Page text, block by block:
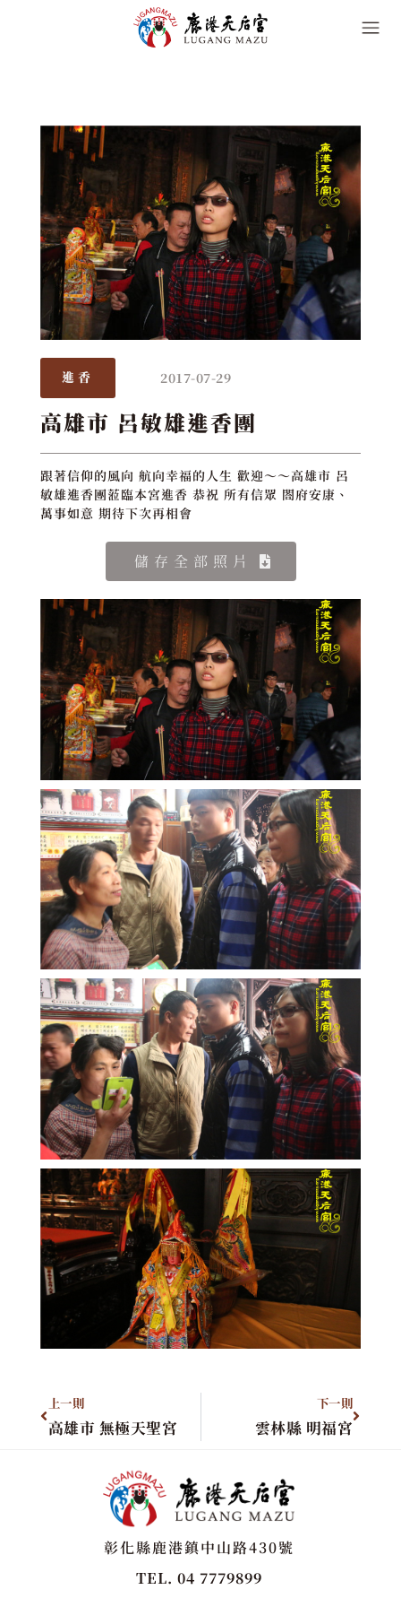
進香 2017-07-29
高雄市 呂敏雄進香團
跟著信仰的風向 航向幸福的人生 歡迎～～高雄市 呂
敏雄進香團蒞臨本宮進香 恭祝 所有信眾 閤府安康、
萬事如意 期待下次再相會
儲存全部照片
上一則
高雄市 無極天聖宮
下一則
雲林縣 明福宮
彰化縣鹿港鎮中山路430號
TEL. 04 7779899